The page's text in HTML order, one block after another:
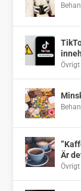
Övrigt
Är
Övrigt